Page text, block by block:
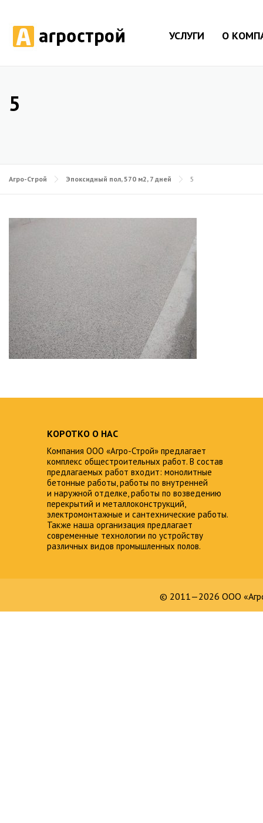
УСЛУГИ О
5
Агро-Строй Эпоксидный пол, 570 м2, 7 дней 5
КОРОТКО О НАС
Компания ООО «Агро-Строй» предлагает
комплекс общестроительных работ. В состав
предлагаемых работ входит: монолитные
бетонные работы, работы по внутренней
и наружной отделке, работы по возведению
перекрытий и металлоконструкций,
электромонтажные и сантехнические работы.
Также наша организация предлагает
современные технологии по устройству
различных видов промышленных полов.
© 2011—2026 ООО